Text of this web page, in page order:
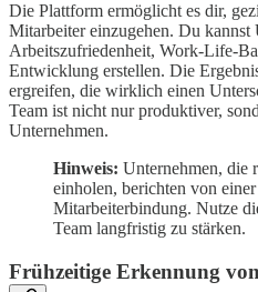
Die Plattform ermöglicht es dir,
Mitarbeiter einzugehen. Du
Arbeitszufriedenheit, Work-Life-
Entwicklung erstellen. Die
ergreifen, die wirklich einen
Team ist nicht nur produktiver,
Unternehmen.
Hinweis: Unternehmen, die
einholen, berichten von
Mitarbeiterbindung. Nutze
Team langfristig zu stärken.
Frühzeitige Erkennung